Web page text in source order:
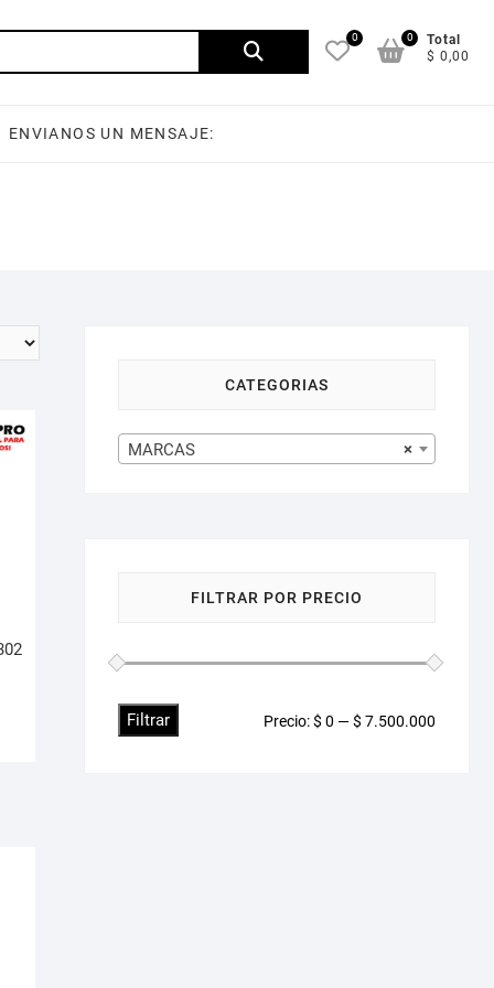
Buscar
0
Total
$ 0,00
0
ENVIANOS UN MENSAJE:
CATEGORIAS
×
MARCAS
FILTRAR POR PRECIO
Filtrar Precio:$ 0 —$ 7.500.000